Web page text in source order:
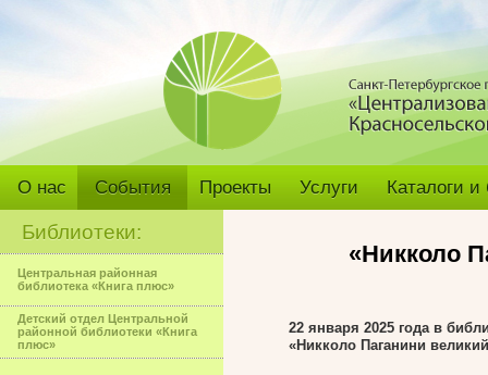
О нас События Проекты Услуги Каталоги
Библиотеки:
Центральная районная
библиотека «Книга плюс»
Детский отдел Центральной
районной библиотеки «Книга
плюс»
«Никколо
22 января 2025 года в
«Никколо Паганини